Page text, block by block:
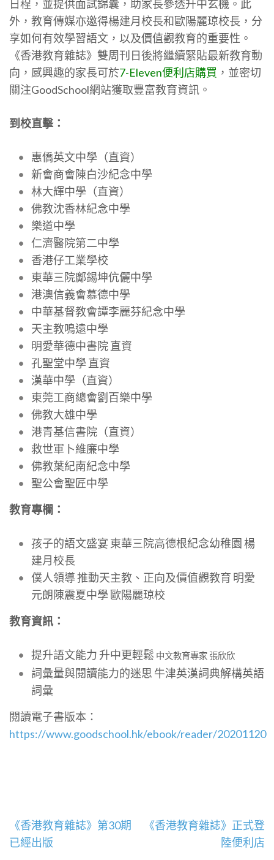
日程，並提供面試錦囊，助家長參透升中玄機。此
外，教育傳媒亦邀得楊建月校長和歐陽麗琼校長，分
享如何有效學習語文，以及價值觀教育的重要性。
《香港教育雜誌》雙周刊日後將繼續緊貼最新教育動
向，感興趣的家長可於7-Eleven便利店購買 ，並密切
關注GoodSchool網站獲取豐富教育資訊。
到校直擊：
惠僑英文中學（直資）
新會商會陳白沙紀念中學
林大輝中學（直資）
佛教沈香林紀念中學
樂道中學
仁濟醫院第二中學
香港仔工業學校
東華三院鄺錫坤伉儷中學
港澳信義會慕德中學
中華基督教會譚李麗芬紀念中學
天主教鳴遠中學
明愛華德中書院 直資
孔聖堂中學 直資
漢華中學（直資）
東莞工商總會劉百樂中學
佛教大雄中學
港青基信書院（直資）
救世軍卜維廉中學
佛教葉紀南紀念中學
聖公會聖匠中學
教育專欄：
孩子的語文盛宴 東華三院高德根紀念幼稚園 楊
建月校長
僕人領導 推動天主教、正向及價值觀教育 明愛
元朗陳震夏中學 歐陽麗琼校
教育資訊：
提升語文能力 升中更輕鬆 中文教育專家 張欣欣
詞彙量與閱讀能力的迷思 牛津英漢詞典解構英語
詞彙
閱讀電子書版本：
https://www.goodschool.hk/ebook/reader/20201120
文
章
《香港教育雜誌》第30期
已經出版
《香港教育雜誌》正式登
陸便利店